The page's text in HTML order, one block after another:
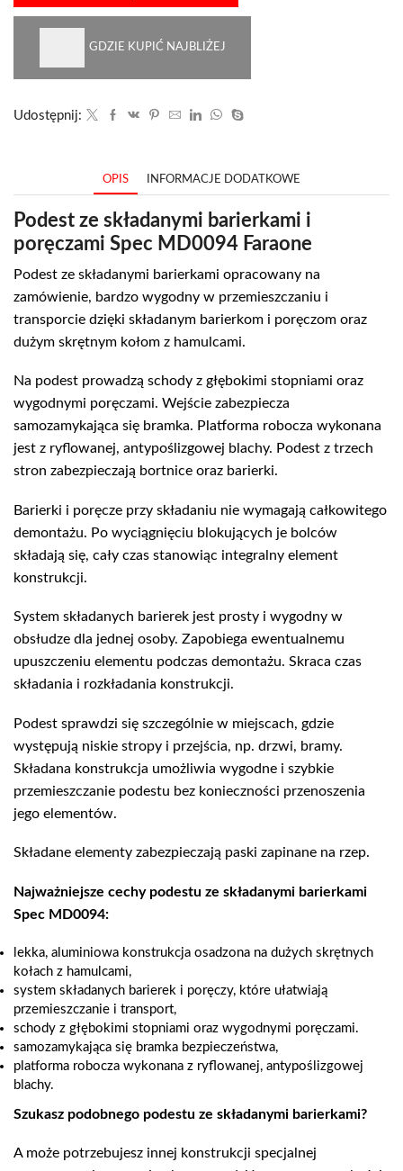
GDZIE KUPIĆ NAJBLIŻEJ
Udostępnij:
OPIS INFORMACJE DODATKOWE
Podest ze składanymi barierkami i
poręczami Spec MD0094 Faraone
Podest ze składanymi barierkami opracowany na
zamówienie, bardzo wygodny w przemieszczaniu i
transporcie dzięki składanym barierkom i poręczom oraz
dużym skrętnym kołom z hamulcami.
Na podest prowadzą schody z głębokimi stopniami oraz
wygodnymi poręczami. Wejście zabezpiecza
samozamykająca się bramka. Platforma robocza wykonana
jest z ryflowanej, antypoślizgowej blachy. Podest z trzech
stron zabezpieczają bortnice oraz barierki.
Barierki i poręcze przy składaniu nie wymagają całkowitego
demontażu. Po wyciągnięciu blokujących je bolców
składają się, cały czas stanowiąc integralny element
konstrukcji.
System składanych barierek jest prosty i wygodny w
obsłudze dla jednej osoby. Zapobiega ewentualnemu
upuszczeniu elementu podczas demontażu. Skraca czas
składania i rozkładania konstrukcji.
Podest sprawdzi się szczególnie w miejscach, gdzie
występują niskie stropy i przejścia, np. drzwi, bramy.
Składana konstrukcja umożliwia wygodne i szybkie
przemieszczanie podestu bez konieczności przenoszenia
jego elementów.
Składane elementy zabezpieczają paski zapinane na rzep.
Najważniejsze cechy podestu ze składanymi barierkami
Spec MD0094:
lekka, aluminiowa konstrukcja osadzona na dużych skrętnych
kołach z hamulcami,
system składanych barierek i poręczy, które ułatwiają
przemieszczanie i transport,
schody z głębokimi stopniami oraz wygodnymi poręczami.
samozamykająca się bramka bezpieczeństwa,
platforma robocza wykonana z ryflowanej, antypoślizgowej
blachy.
Szukasz podobnego podestu ze składanymi barierkami?
A może potrzebujesz innej konstrukcji specjalnej